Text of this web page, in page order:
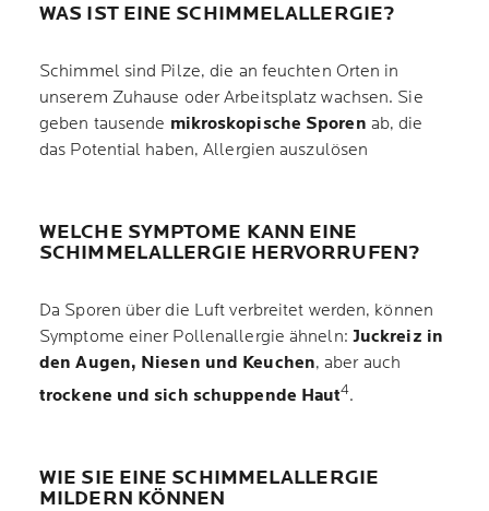
WAS IST EINE SCHIMMELALLERGIE?
Schimmel sind Pilze, die an feuchten Orten in
unserem Zuhause oder Arbeitsplatz wachsen. Sie
geben tausende mikroskopische Sporen ab, die
das Potential haben, Allergien auszulösen
WELCHE SYMPTOME KANN EINE
SCHIMMELALLERGIE HERVORRUFEN?
Da Sporen über die Luft verbreitet werden, können
Symptome einer Pollenallergie ähneln: Juckreiz in
den Augen, Niesen und Keuchen, aber auch
trockene und sich schuppende Haut4.
WIE SIE EINE SCHIMMELALLERGIE
MILDERN KÖNNEN